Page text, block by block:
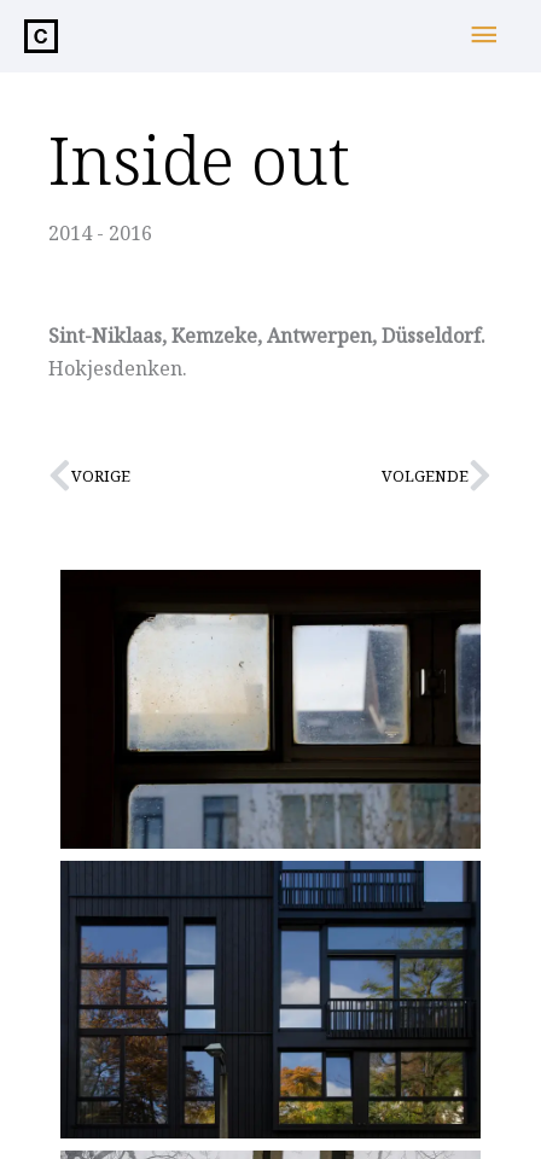
inhoud
Inside out
2014 - 2016
Sint-Niklaas, Kemzeke, Antwerpen, Düsseldorf.
Hokjesdenken.
Vorige
VORIGE VOLGENDE